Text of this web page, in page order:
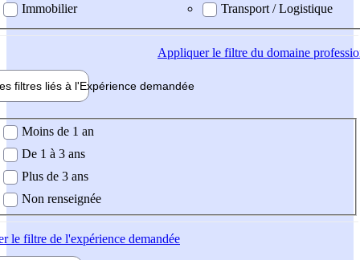
Immobilier
Transport / Logistique
Appliquerle filtre du domaine
filtres liés à l'Expérience demandée
demandée
Moins de 1 an
De 1 à 3 ans
Plus de 3 ans
Non renseignée
le filtre de l'expérience demandée